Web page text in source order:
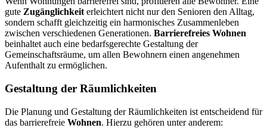
gute Zugänglichkeit erleichtert nicht nur den Senioren den Alltag,
sondern schafft gleichzeitig ein harmonisches Zusammenleben
zwischen verschiedenen Generationen. Barrierefreies Wohnen
beinhaltet auch eine bedarfsgerechte Gestaltung der
Gemeinschaftsräume, um allen Bewohnern einen angenehmen
Aufenthalt zu ermöglichen.
Gestaltung der Räumlichkeiten
Die Planung und Gestaltung der Räumlichkeiten ist entscheidend für
das barrierefreie Wohnen. Hierzu gehören unter anderem: